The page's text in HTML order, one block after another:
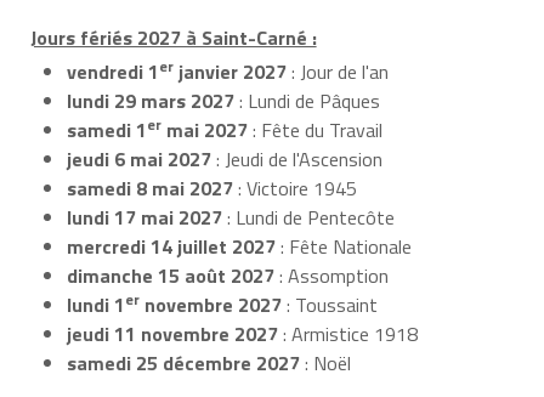
Jours fériés 2027 à Saint-Carné :
vendredi 1er janvier 2027: Jour de l'an
lundi 29 mars 2027: Lundi de Pâques
samedi 1er mai 2027: Fête du Travail
jeudi 6 mai 2027: Jeudi de l'Ascension
samedi 8 mai 2027: Victoire 1945
lundi 17 mai 2027: Lundi de Pentecôte
mercredi 14 juillet 2027: Fête Nationale
dimanche 15 août 2027: Assomption
lundi 1er novembre 2027: Toussaint
jeudi 11 novembre 2027: Armistice 1918
samedi 25 décembre 2027: Noël